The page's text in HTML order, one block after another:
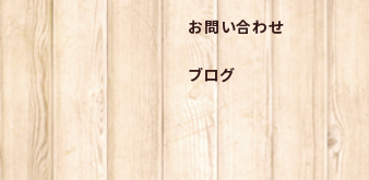
お問い合わせ
ブログ